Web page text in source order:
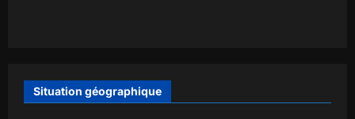
Situation géographique